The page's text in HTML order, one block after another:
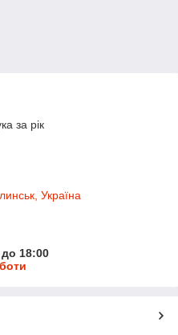
за рік
Україна
18:00